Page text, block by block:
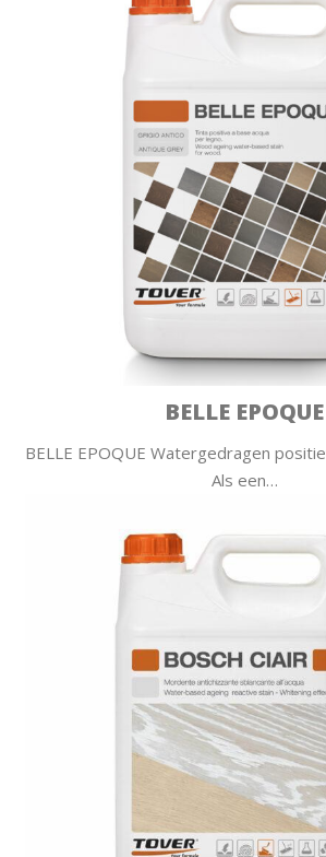
BELLE EPOQUE
BELLE EPOQUE Watergedragen
Als een…